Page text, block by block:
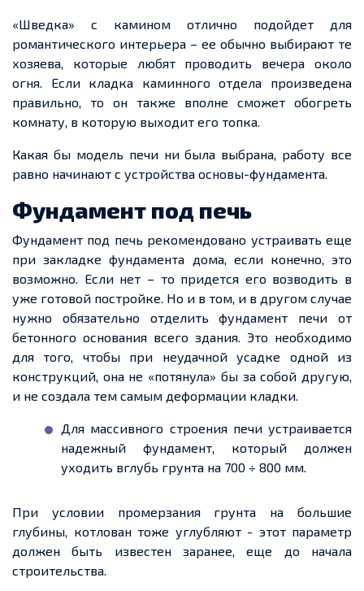
«Шведка» с камином отлично подойдет для
романтического интерьера – ее обычно выбирают те
хозяева, которые любят проводить вечера около
огня. Если кладка каминного отдела произведена
правильно, то он также вполне сможет обогреть
комнату, в которую выходит его топка.
Какая бы модель печи ни была выбрана, работу все
равно начинают с устройства основы-фундамента.
Фундамент под печь
Фундамент под печь рекомендовано устраивать еще
при закладке фундамента дома, если конечно, это
возможно. Если нет – то придется его возводить в
уже готовой постройке. Но и в том, и в другом случае
нужно обязательно отделить фундамент печи от
бетонного основания всего здания. Это необходимо
для того, чтобы при неудачной усадке одной из
конструкций, она не «потянула» бы за собой другую,
и не создала тем самым деформации кладки.
Для массивного строения печи устраивается
надежный фундамент, который должен
уходить вглубь грунта на 700 ÷ 800 мм.
При условии промерзания грунта на большие
глубины, котлован тоже углубляют - этот параметр
должен быть известен заранее, еще до начала
строительства.